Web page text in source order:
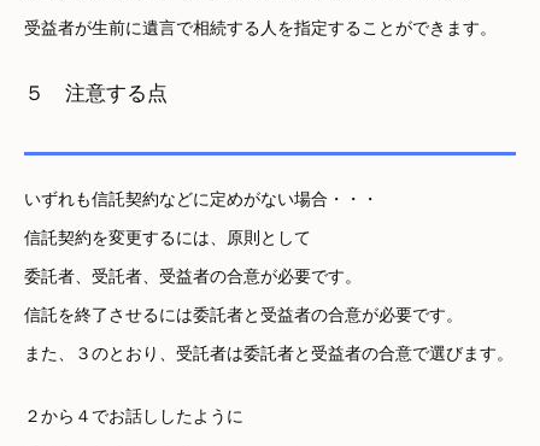
受益者が生前に遺言で相続する人を指定することができます。
５ 注意する点
いずれも信託契約などに定めがない場合・・・
信託契約を変更するには、原則として
委託者、受託者、受益者の合意が必要です。
信託を終了させるには委託者と受益者の合意が必要です。
また、３のとおり、受託者は委託者と受益者の合意で選びます。
２から４でお話ししたように